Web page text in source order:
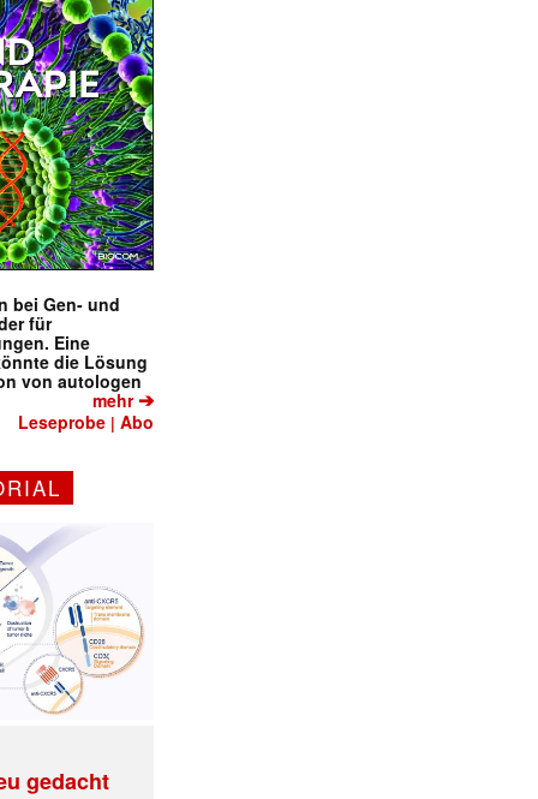
bei Gen- und
für
Eine
die Lösung
von autologen
mehr➔
Leseprobe |Abo
gedacht